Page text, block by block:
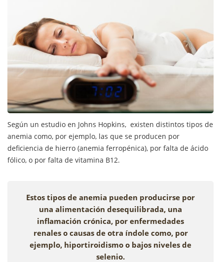
Según un estudio en Johns Hopkins, existen distintos tipos de
anemia como, por ejemplo, las que se producen por
deficiencia de hierro (anemia ferropénica), por falta de ácido
fólico, o por falta de vitamina B12.
Estos tipos de anemia pueden producirse por
una alimentación desequilibrada, una
inflamación crónica, por enfermedades
renales o causas de otra índole como, por
ejemplo, hiportiroidismo o bajos niveles de
selenio.